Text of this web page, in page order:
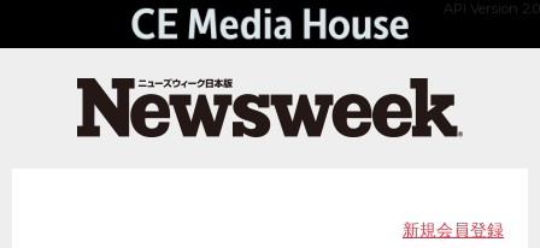
API Version 2.0
新規会員登録